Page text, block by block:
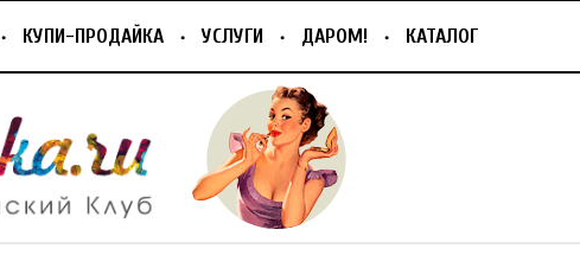
КУПИ-ПРОДАЙКА УСЛУГИ ДАРОМ! КАТАЛОГ